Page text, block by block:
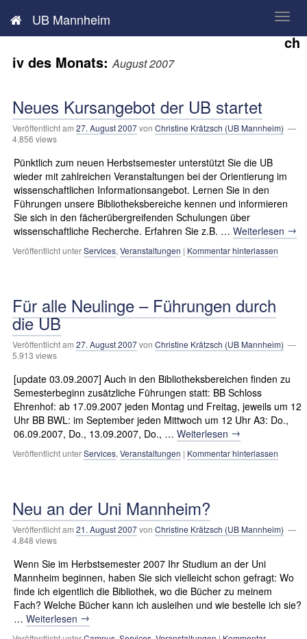
UB Mannheim
Neues aus der UB MannheimAr
ch
iv des Monats:August 2007
Neues Kursangebot der UB startet
Veröffentlicht am 27. August 2007von Christine Krätzsch (UB Mannheim) —
4.856 views
Pünktlich zum neuen Herbstsemester unterstützt Sie die UB
wieder mit zahlreichen Veranstaltungen bei der Orientierung im
wissenschaftlichen Informationsangebot. Lernen Sie in den
Führungen unsere Bibliotheksbereiche kennen und informieren
Sie sich in den fächerübergreifenden Schulungen über
wissenschaftliche Recherche. Erfahren Sie z.B. … Weiterlesen →
Veröffentlicht unterServices, Veranstaltungen | Kommentar hinterlassen
Für alle Neulinge – Führungen durch
die UB
Veröffentlicht am 27. August 2007von Christine Krätzsch (UB Mannheim) —
5.913 views
[update 03.09.2007] Auch in den Bibliotheksbereichen finden zu
Semesterbeginn zusätzliche Führungen statt: BB Schloss
Ehrenhof: ab 17.09.2007 jeden Montag und Freitag, jeweils um 12
Uhr BB BWL: im September jeden Mittwoch um 12 Uhr A3: Do.,
06.09.2007, Do., 13.09.2007, Do., … Weiterlesen →
Veröffentlicht unterServices, Veranstaltungen | Kommentar hinterlassen
Neu an der Uni Mannheim?
Veröffentlicht am 21. August 2007von Christine Krätzsch (UB Mannheim) —
4.848 views
Wenn Sie im Herbstsemester 2007 Ihr Studium an der Uni
Mannheim beginnen, haben Sie sich vielleicht schon gefragt: Wo
finde ich eigentlich die Bibliothek, wo die Bücher zu meinem
Fach? Welche Bücher kann ich ausleihen und wie bestelle ich sie?
… Weiterlesen →